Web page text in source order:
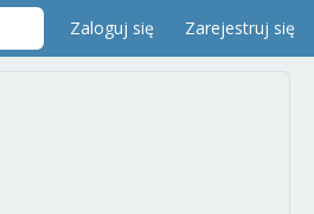
Zaloguj się Zarejestruj się